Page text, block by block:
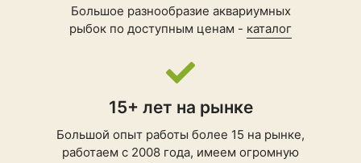
Большое разнообразие аквариумных
рыбок по доступным ценам - каталог
15+ лет на рынке
Большой опыт работы более 15 на рынке,
работаем с 2008 года, имеем огромную